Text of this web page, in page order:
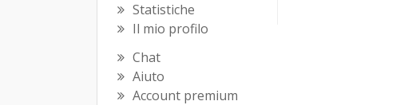
Statistiche
Il mio profilo
Chat
Aiuto
Account premium